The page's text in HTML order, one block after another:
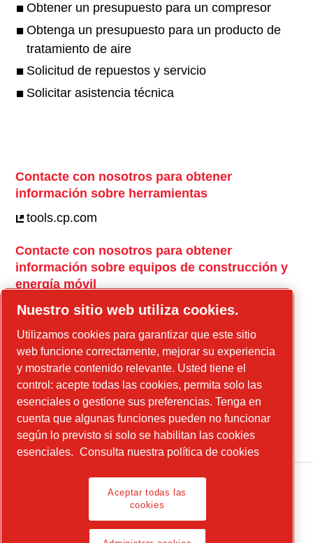
Obtener un presupuesto para un compresor
Obtenga un presupuesto para un producto de
tratamiento de aire
Solicitud de repuestos y servicio
Solicitar asistencia técnica
Contacte con nosotros para obtener
información sobre herramientas
tools.cp.com
Contacte con nosotros para obtener
información sobre equipos de construcción y
energía móvil
power-technique.cp.com
Instagram
Facebook
Linkedin
YouTube
Administrar cookies
Nuestro sitio web utiliza cookies.
Utilizamos cookies para garantizar que este sitio
web funcione correctamente, mejorar su experiencia
y mostrarle contenido relevante. Usted tiene el
control: acepte todas las cookies, permita solo las
esenciales o gestione sus preferencias. Tenga en
cuenta que algunas funciones pueden no funcionar
según lo previsto si solo se habilitan las cookies
esenciales. Consulta nuestra política de cookies
Aceptar todas las
cookies